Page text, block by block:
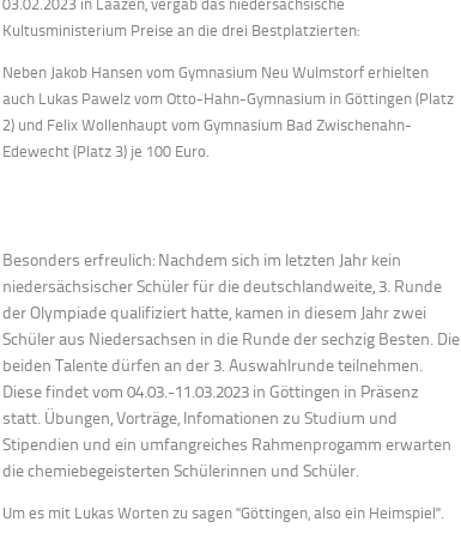
Kultusministerium Preise an die drei Bestplatzierten:
Neben Jakob Hansen vom Gymnasium Neu Wulmstorf erhielten
auch Lukas Pawelz vom Otto-Hahn-Gymnasium in Göttingen (Platz
2) und Felix Wollenhaupt vom Gymnasium Bad Zwischenahn-
Edewecht (Platz 3) je 100 Euro.
Besonders erfreulich: Nachdem sich im letzten Jahr kein
niedersächsischer Schüler für die deutschlandweite, 3. Runde
der Olympiade qualifiziert hatte, kamen in diesem Jahr zwei
Schüler aus Niedersachsen in die Runde der sechzig Besten. Die
beiden Talente dürfen an der 3. Auswahlrunde teilnehmen.
Diese findet vom 04.03.-11.03.2023 in Göttingen in Präsenz
statt. Übungen, Vorträge, Infomationen zu Studium und
Stipendien und ein umfangreiches Rahmenprogamm erwarten
die chemiebegeisterten Schülerinnen und Schüler.
Um es mit Lukas Worten zu sagen "Göttingen, also ein Heimspiel".